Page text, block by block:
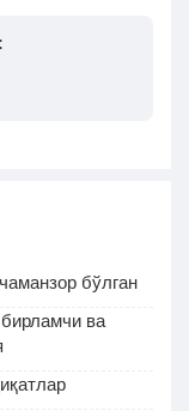
бўлган
ва